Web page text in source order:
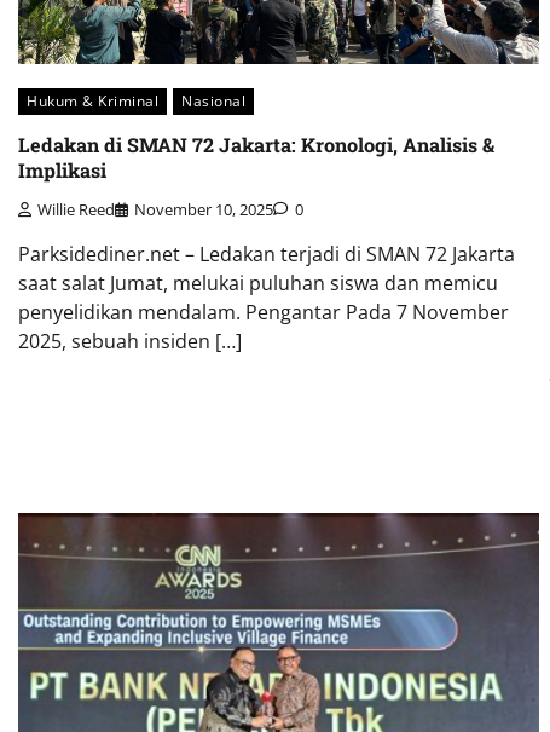
Hukum & Kriminal Nasional
Ledakan di SMAN 72 Jakarta: Kronologi, Analisis &
Implikasi
Willie Reed November 10, 2025 0
Parksidediner.net – Ledakan terjadi di SMAN 72 Jakarta
saat salat Jumat, melukai puluhan siswa dan memicu
penyelidikan mendalam. Pengantar Pada 7 November
2025, sebuah insiden […]